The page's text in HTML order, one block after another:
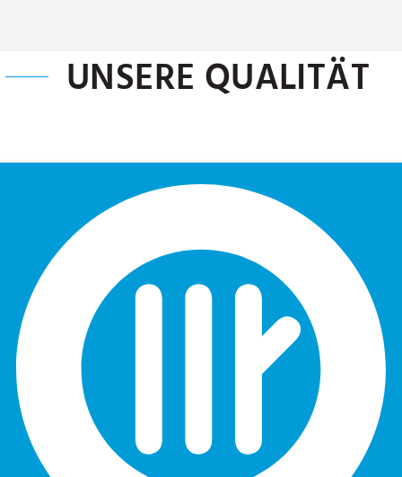
UNSERE QUALITÄT